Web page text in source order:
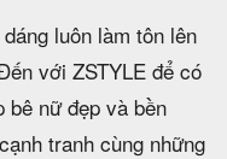
luôn làm tôn lên
với ZSTYLE để có
bê nữ đẹp và bền
tranh cùng những